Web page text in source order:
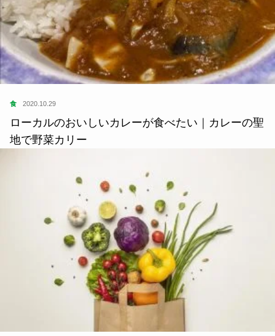
食 2020.10.29
ローカルのおいしいカレーが食べたい｜カレーの聖
地で野菜カリー